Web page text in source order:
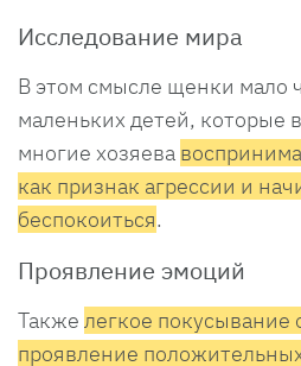
Исследование мира
В этом смысле щенки мало
маленьких детей, которые
многие хозяева
как признак агрессии и
беспокоиться.
Проявление эмоций
Также легкое покусывание
проявление